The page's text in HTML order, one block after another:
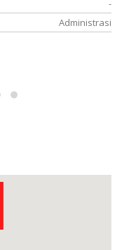
-
Administrasi